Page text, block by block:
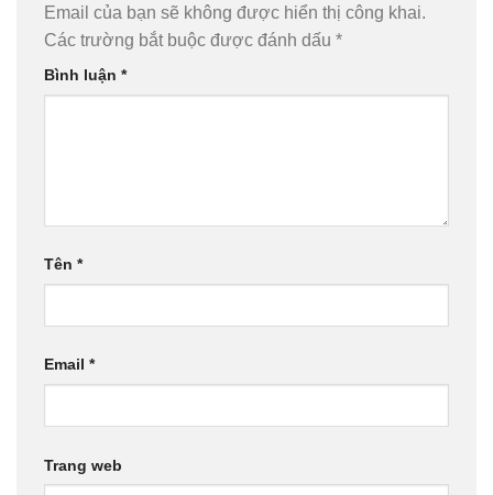
Email của bạn sẽ không được hiển thị công khai.
Các trường bắt buộc được đánh dấu *
Bình luận *
Tên *
Email *
Trang web